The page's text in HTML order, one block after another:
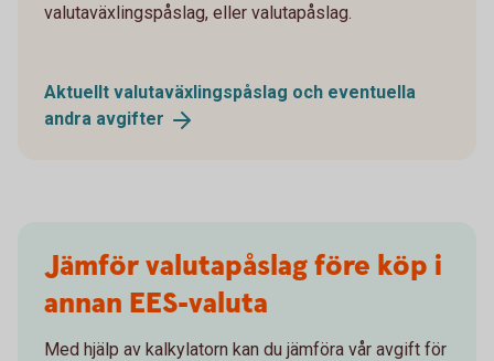
valutaväxlingspåslag, eller valutapåslag.
Aktuellt valutaväxlingspåslag och eventuella
andra avgifter
Jämför valutapåslag före köp i
annan EES-valuta
Med hjälp av kalkylatorn kan du jämföra vår avgift för